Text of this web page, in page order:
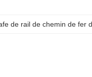
de rail de chemin de fer